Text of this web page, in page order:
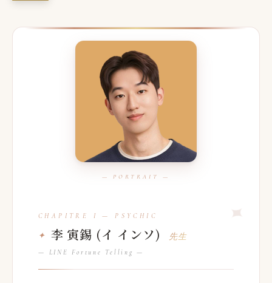
李 寅錫 (イ インソ) 先生
— LINE Fortune Telling —